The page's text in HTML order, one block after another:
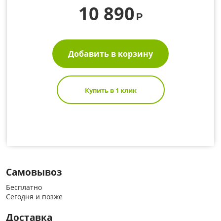
10 890 Р
Добавить в корзину
Купить в 1 клик
Самовывоз
Бесплатно
Сегодня и позже
Доставка